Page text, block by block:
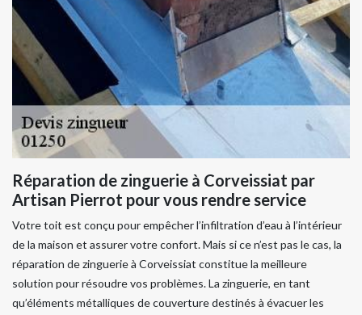
Réparation de zinguerie à Corveissiat par
Artisan Pierrot pour vous rendre service
Votre toit est conçu pour empêcher l’infiltration d’eau à l’intérieur
de la maison et assurer votre confort. Mais si ce n’est pas le cas, la
réparation de zinguerie à Corveissiat constitue la meilleure
solution pour résoudre vos problèmes. La zinguerie, en tant
qu’éléments métalliques de couverture destinés à évacuer les